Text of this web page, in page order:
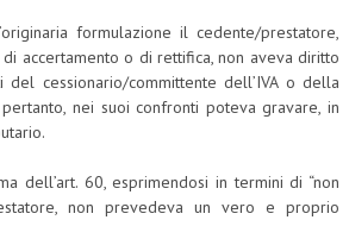
formulazione il cedente/prestatore,
accertamento o di rettifica, non aveva diritto
cessionario/committente dell’IVA o della
nei suoi confronti poteva gravare, in
dell’art. 60, esprimendosi in termini di “non
non prevedeva un vero e proprio